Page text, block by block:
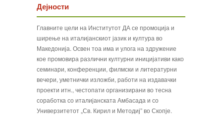
Дејности
Главните цели на Институтот ДА се промоција и
ширење на италијанскиот јазик и култура во
Македонија. Освен тоа има и улога на здружение
кое промовира различни културни иницијативи како
семинари, конференции, филмски и литературни
вечери, уметнички изложби, работи на издавачки
проекти итн., честопати организирани во тесна
соработка со италијанската Амбасада и со
Универзитетот „Св. Кирил и Методиј” во Скопје.